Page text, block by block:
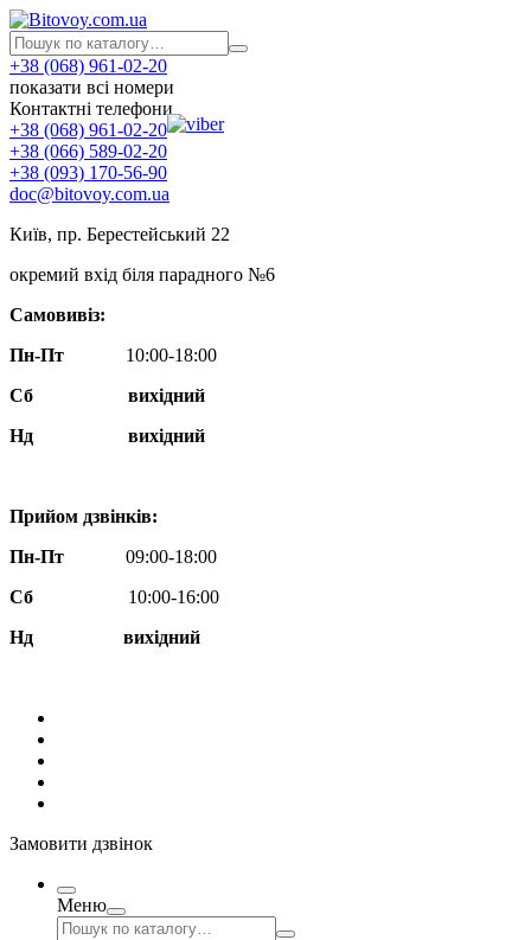
+38 (068) 961-02-20
показати всі номери
Контактні телефони
+38 (068) 961-02-20
+38 (066) 589-02-20
+38 (093) 170-56-90
doc@bitovoy.com.ua
Київ, пр. Берестейський 22
окремий вхід біля парадного №6
Самовивіз:
Пн-Пт
10:00-18:00
Сб
вихідний
Нд
вихідний
Прийом дзвінків:
Пн-Пт
09:00-18:00
Сб
10:00-16:00
Нд вихідний
Замовити дзвінок
Меню